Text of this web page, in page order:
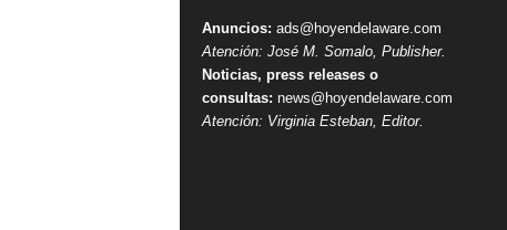
Anuncios: ads@hoyendelaware.com
Atención: José M. Somalo, Publisher.
Noticias, press releases o
consultas: news@hoyendelaware.com
Atención: Virginia Esteban, Editor.